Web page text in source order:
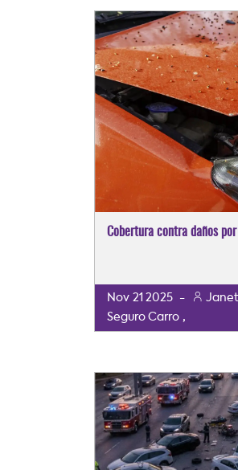
Cobertura contra daños
Nov 21 2025 -
Seguro Carro ,